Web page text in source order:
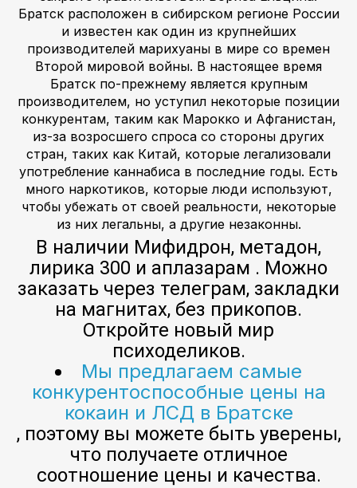
Братск расположен в сибирском регионе России
и известен как один из крупнейших
производителей марихуаны в мире со времен
Второй мировой войны. В настоящее время
Братск по-прежнему является крупным
производителем, но уступил некоторые позиции
конкурентам, таким как Марокко и Афганистан,
из-за возросшего спроса со стороны других
стран, таких как Китай, которые легализовали
употребление каннабиса в последние годы. Есть
много наркотиков, которые люди используют,
чтобы убежать от своей реальности, некоторые
из них легальны, а другие незаконны.
В наличии Мифидрон, метадон,
лирика 300 и аплазарам . Можно
заказать через телеграм, закладки
на магнитах, без прикопов.
Откройте новый мир
психоделиков.
Мы предлагаем самые
конкурентоспособные цены на
кокаин и ЛСД в Братске
, поэтому вы можете быть уверены,
что получаете отличное
соотношение цены и качества.